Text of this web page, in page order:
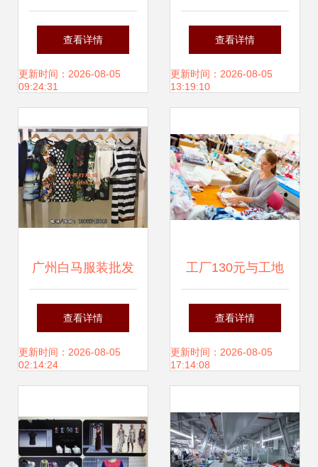
企业开足马力赶订
单，辅料制造产业
查看详情
更新时间：2026-08-05
09:24:31
辅料制造 时尚创意
与工艺的交汇点
查看详情
更新时间：2026-08-05
13:19:10
广州白马服装批发
市场 朋艺佳·氏寇
秋冬女装货源走份
查看详情
更新时间：2026-08-05
02:14:24
工厂130元与工地
300元 为何更多人
选择服装辅料制造
查看详情
更新时间：2026-08-05
17:14:08